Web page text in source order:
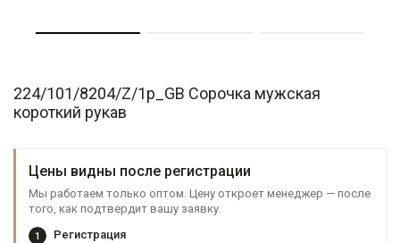
224/101/8204/Z/1p_GB Сорочка мужская
короткий рукав
Цены видны после регистрации
Мы работаем только оптом. Цену откроет менеджер — после
того, как подтвердит вашу заявку.
1 Регистрация